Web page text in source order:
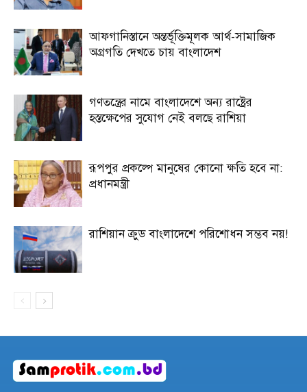
আফগানিস্তানে অন্তর্ভূক্তিমূলক আর্থ-সামাজিক
অগ্রগতি দেখতে চায় বাংলাদেশ
গণতন্ত্রের নামে বাংলাদেশে অন্য রাষ্ট্রের
হস্তক্ষেপের সুযোগ নেই বলছে রাশিয়া
রূপপুর প্রকল্পে মানুষের কোনো ক্ষতি হবে না:
প্রধানমন্ত্রী
রাশিয়ান ক্রুড বাংলাদেশে পরিশোধন সম্ভব নয়!